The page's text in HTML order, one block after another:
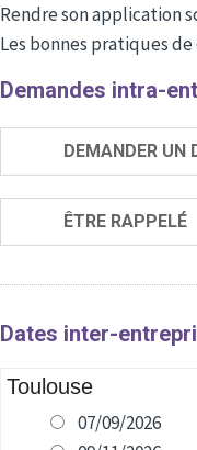
Rendre son application
Les bonnes pratiques
Demandes intra-
DEMANDER UN
ÊTRE RAPPELÉ
Dates inter-
Toulouse
07/09/2026